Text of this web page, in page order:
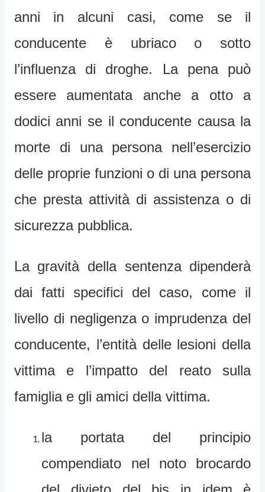
anni in alcuni casi, come se il
conducente è ubriaco o sotto
l’influenza di droghe. La pena può
essere aumentata anche a otto a
dodici anni se il conducente causa la
morte di una persona nell’esercizio
delle proprie funzioni o di una persona
che presta attività di assistenza o di
sicurezza pubblica.
La gravità della sentenza dipenderà
dai fatti specifici del caso, come il
livello di negligenza o imprudenza del
conducente, l’entità delle lesioni della
vittima e l’impatto del reato sulla
famiglia e gli amici della vittima.
la portata del principio
compendiato nel noto brocardo